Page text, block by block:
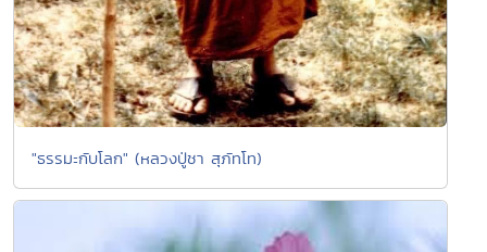
"ธรรมะกับโลก" (หลวงปู่ชา สุภัทโท)